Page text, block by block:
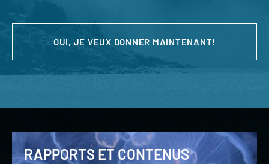
OUI, JE VEUX DONNER MAINTENANT!
RAPPORTS ET CONTENUS